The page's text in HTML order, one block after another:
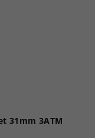
31mm 3ATM